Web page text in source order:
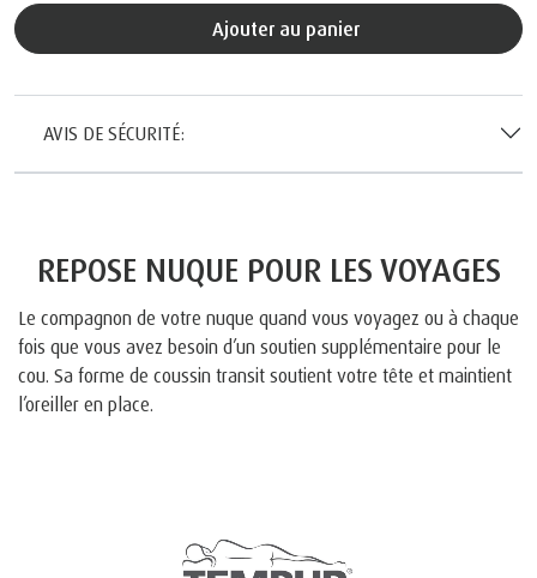
Ajouter au panier
AVIS DE SÉCURITÉ:
REPOSE NUQUE POUR LES VOYAGES
Le compagnon de votre nuque quand vous voyagez ou à chaque
fois que vous avez besoin d’un soutien supplémentaire pour le
cou. Sa forme de coussin transit soutient votre tête et maintient
l’oreiller en place.